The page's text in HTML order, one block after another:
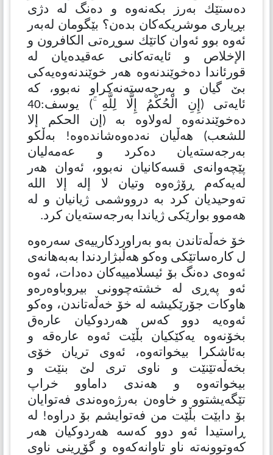
دەستێك بەرز بكەنەوە و دەنگ لە دژی
بڕیاری موشریكەكان بدەن؟ بێگومان لەبەر
ئەوە بوو ئەوان كاتێك سوڕەتی الكافرون و
الإخلاص و ئایەتەكانی عەقیدەیان لە
قورئاندا دەخوێندنەوە هەر خوێندنەوەیەكی
بێ گیان و بەرجەستەنەكراو نەبوو، كە
ئایەتی (إِنِ الْحُكْمُ إِلَّا لِلَّهِ ۚ) یوسف:40
دەخوێندنەوە لەولاوە بە (إن الحكم إلا
للشعب) هەڵیان نەدەوەشاندەوە! بەڵكو
بەرجەستەیان دەكرد و عەمەلیان
پێچەوانەی قسەكانیان نەبوو، ئەوان هەر
لەیەكەم ڕۆژەوە وتیان لا إله إلا الله
تەوحیدیان كرد بە درووشمی ژیانیان و لە
هەموو بوارێكی ژیاندا بەرجەستەیان كرد.
خۆ خەڵەتاندن بەو بەراوردكارییەی سەرەوە
ل كارەساتێكی وەكو هەڵبژاردندا بەبەهانەی
ئەوەی دەنگ بۆ ئیسلامییەكان دەدات، ئەوە
ئەو پەڕی لە خشتەچوونی بیروباوەرەو
هاوكات جۆرێكیشە لە خۆ خەڵەتاندن، وەكو
ئەوەیە دوو كەس هەردوكیان عارەق
بخۆنەوە یەكێكیان بڵێت ئەوە عارەقە و
بەئاشكرا بیخواتەوە، ئەوی تریان خۆی
بخەڵەتێنێت و ناوی تری لێ بنێت و
بیخواتەوە و هەندی داماوو خراپ
تێگەیشتوو و خاوەن بەرژەوەندی فەتوایان
بۆ دابێت بڵێت من فەتوایشم بۆ دراوە! لە
ڕاستیدا ئەو دوو كەسە هەردوكیان هەر
كەوتوونەتە ناو تاوانەكەوە و گۆڕینی ناوی